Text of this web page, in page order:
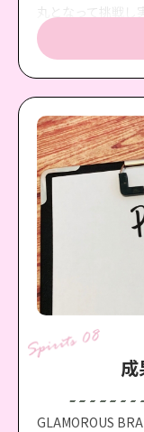
丸となって挑戦し
また、仲間の個性
を保管し合い、
り続けます。
成
GLAMOROUS